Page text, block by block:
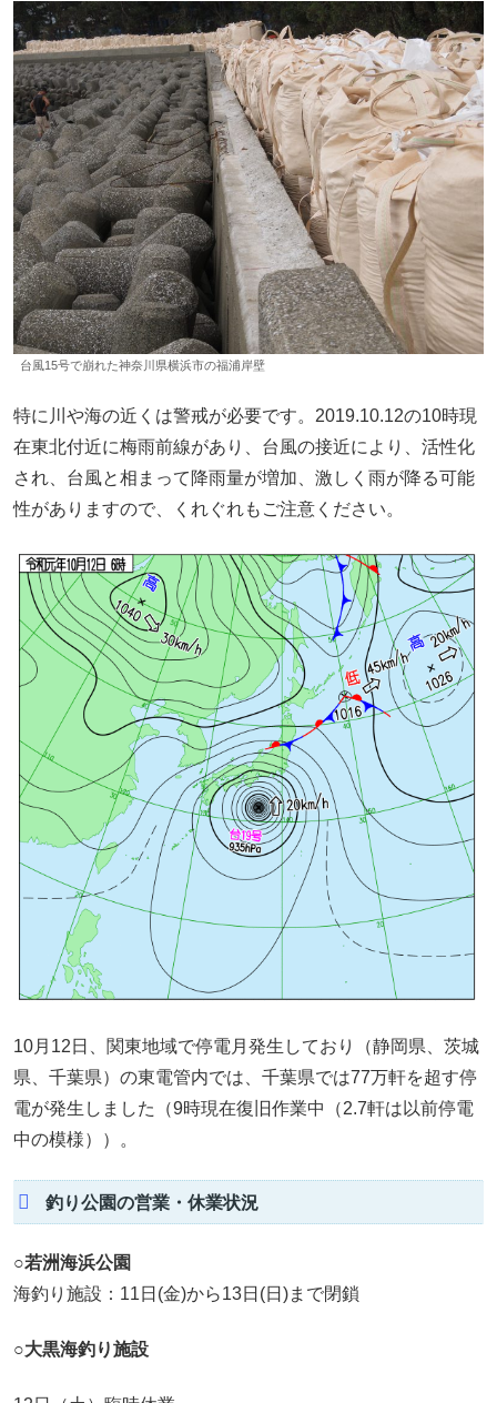
台風15号で崩れた神奈川県横浜市の福浦岸壁
特に川や海の近くは警戒が必要です。2019.10.12の10時現
在東北付近に梅雨前線があり、台風の接近により、活性化
され、台風と相まって降雨量が増加、激しく雨が降る可能
性がありますので、くれぐれもご注意ください。
10月12日、関東地域で停電月発生しており（静岡県、茨城
県、千葉県）の東電管内では、千葉県では77万軒を超す停
電が発生しました（9時現在復旧作業中（2.7軒は以前停電
中の模様））。
釣り公園の営業・休業状況
○若洲海浜公園
海釣り施設：11日(金)から13日(日)まで閉鎖
○大黒海釣り施設